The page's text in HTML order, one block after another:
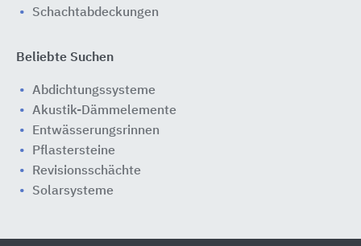
Schachtabdeckungen
Beliebte Suchen
Abdichtungssysteme
Akustik-Dämmelemente
Entwässerungsrinnen
Pflastersteine
Revisionsschächte
Solarsysteme